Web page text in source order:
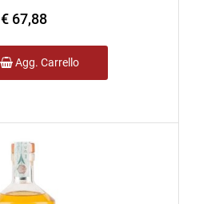
€ 67,88
Agg. Carrello